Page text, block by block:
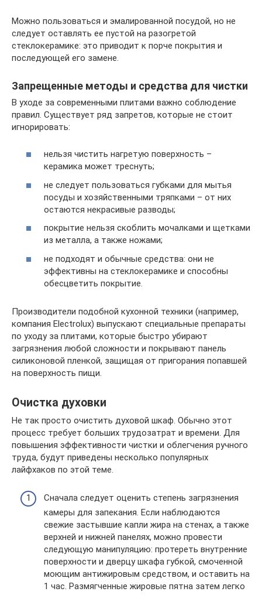
Можно пользоваться и эмалированной посудой, но не
следует оставлять ее пустой на разогретой
стеклокерамике: это приводит к порче покрытия и
последующей его замене.
Запрещенные методы и средства для чистки
В уходе за современными плитами важно соблюдение
правил. Существует ряд запретов, которые не стоит
игнорировать:
нельзя чистить нагретую поверхность –
керамика может треснуть;
не следует пользоваться губками для мытья
посуды и хозяйственными тряпками – от них
остаются некрасивые разводы;
покрытие нельзя скоблить мочалками и щетками
из металла, а также ножами;
не подходят и обычные средства: они не
эффективны на стеклокерамике и способны
обесцветить покрытие.
Производители подобной кухонной техники (например,
компания Electrolux) выпускают специальные препараты
по уходу за плитами, которые быстро убирают
загрязнения любой сложности и покрывают панель
силиконовой пленкой, защищая от пригорания попавшей
на поверхность пищи.
Очистка духовки
Не так просто очистить духовой шкаф. Обычно этот
процесс требует больших трудозатрат и времени. Для
повышения эффективности чистки и облегчения ручного
труда, будут приведены несколько популярных
лайфхаков по этой теме.
Сначала следует оценить степень загрязнения
камеры для запекания. Если наблюдаются
свежие застывшие капли жира на стенах, а также
верхней и нижней панелях, можно провести
следующую манипуляцию: протереть внутренние
поверхности и дверцу шкафа губкой, смоченной
моющим антижировым средством, и оставить на
1 час. Размягченные жировые пятна затем легко